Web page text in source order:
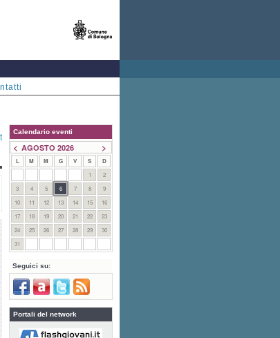
Calendario eventi
>
< AGOSTO 2026
L M M G V S
D
1
2
3
4 5 6 7 8
9
10
11 12 13 14 15
16
17
18 19 20 21 22
23
24
25 26 27 28 29
30
31
Seguici su:
Portali del network